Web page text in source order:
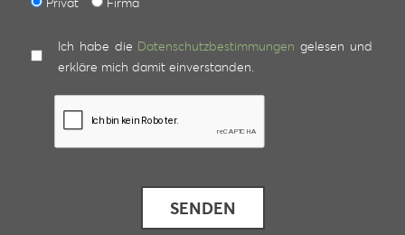
Ich habe die Datenschutzbestimmungen gelesen und
erkläre mich damit einverstanden.